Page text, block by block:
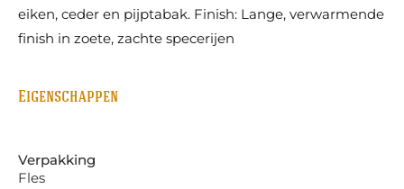
eiken, ceder en pijptabak. Finish: Lange, verwarmende
finish in zoete, zachte specerijen
Eigenschappen
Verpakking
Fles